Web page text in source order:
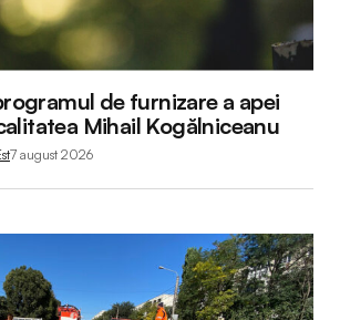
de furnizare a apei
Mihail Kogălniceanu
7 august 2026